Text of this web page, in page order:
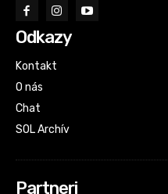
Odkazy
Kontakt
O nás
Chat
SOL Archív
Partneri